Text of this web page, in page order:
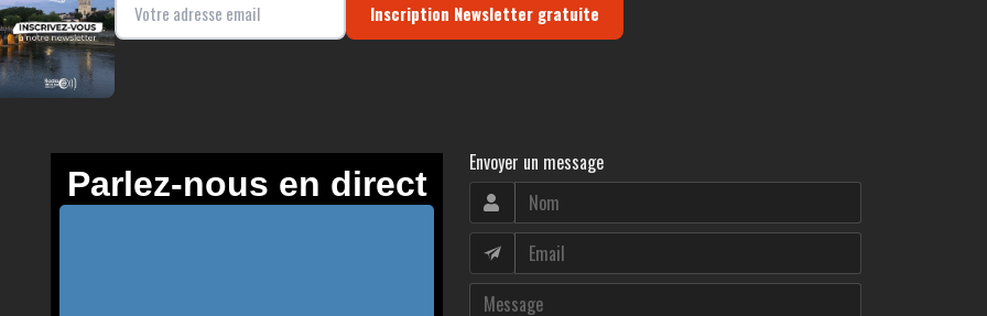
Inscription Newsletter gratuite
Envoyer un message